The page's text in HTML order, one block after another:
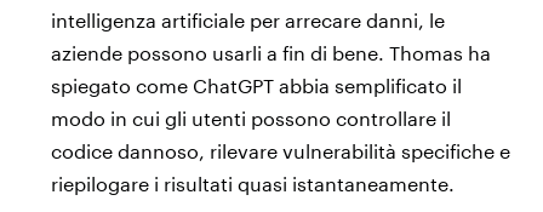
intelligenza artificiale per arrecare danni, le
aziende possono usarli a fin di bene. Thomas ha
spiegato come ChatGPT abbia semplificato il
modo in cui gli utenti possono controllare il
codice dannoso , rilevare vulnerabilità specifiche e
riepilogare i risultati quasi istantaneamente.